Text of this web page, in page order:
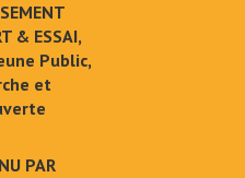
& ESSAI,
Public,
et
PAR